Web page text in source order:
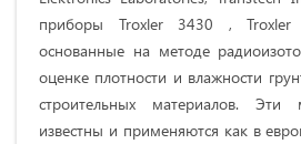
приборы Troxler 3430 , Troxler
основанные на методе
оценке плотности и влажности
строительных материалов.
известны и применяются как в